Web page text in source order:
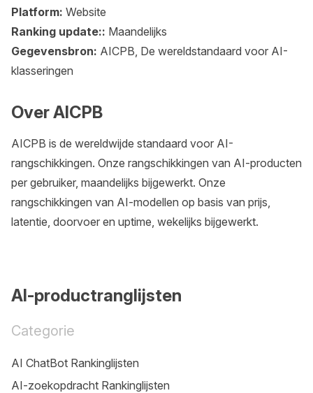
Platform: Website
Ranking update:: Maandelijks
Gegevensbron: AICPB, De wereldstandaard voor AI-
klasseringen
Over AICPB
AICPB is de wereldwijde standaard voor AI-
rangschikkingen. Onze rangschikkingen van AI-producten
per gebruiker, maandelijks bijgewerkt. Onze
rangschikkingen van AI-modellen op basis van prijs,
latentie, doorvoer en uptime, wekelijks bijgewerkt.
AI-productranglijsten
Categorie
AI ChatBot Rankinglijsten
AI-zoekopdracht Rankinglijsten